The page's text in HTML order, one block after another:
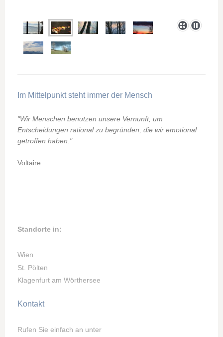
Im Mittelpunkt steht immer der Mensch
"Wir Menschen benutzen unsere Vernunft, um
Entscheidungen rational zu begründen, die wir emotional
getroffen haben."
Voltaire
Standorte in:
Wien
St. Pölten
Klagenfurt am Wörthersee
Kontakt
Rufen Sie einfach an unter